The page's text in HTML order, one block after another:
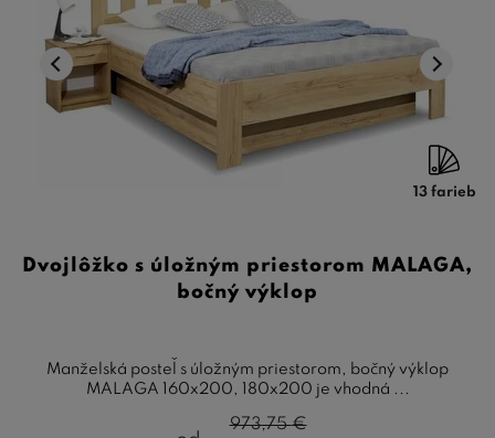
13 farieb
Dvojlôžko s úložným priestorom MALAGA,
bočný výklop
Manželská posteľ s úložným priestorom, bočný výklop
MALAGA 160x200, 180x200 je vhodná ...
973,75€